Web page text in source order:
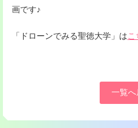
画です♪
「ドローンでみる聖徳大学」はこ
一覧へ